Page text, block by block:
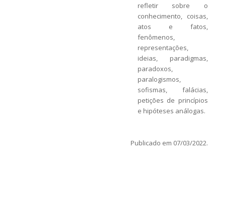
refletir sobre o
conhecimento, coisas,
atos e fatos,
fenômenos,
representações,
ideias, paradigmas,
paradoxos,
paralogismos,
sofismas, falácias,
petições de princípios
e hipóteses análogas.
Publicado em 07/03/2022.